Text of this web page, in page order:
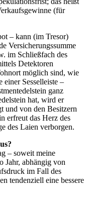
(für
– kann (im Tresor)
Versicherungssumme
im Schließfach des
Detektoren
möglich sind, wie
Sesselleiste –
ganz
hat, wird er
und von den Besitzern
erfreut das Herz des
des Laien verborgen.
– soweit meine
Jahr, abhängig von
im Fall des
tendenziell eine bessere